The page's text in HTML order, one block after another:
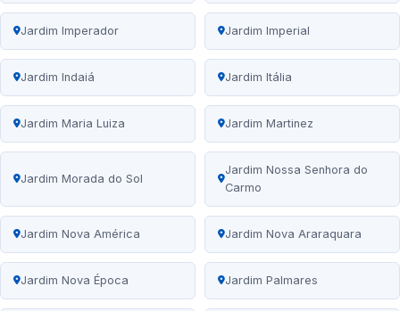
Jardim Imperador Jardim Imperial
Jardim Indaiá Jardim Itália
Jardim Maria Luiza Jardim Martinez
Jardim Morada do Sol
Jardim Nossa Senhora do
Carmo
Jardim Nova América Jardim Nova Araraquara
Jardim Nova Época Jardim Palmares